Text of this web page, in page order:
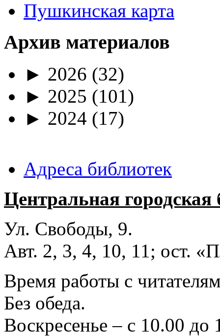
Пушкинская карта
Архив материалов
► 2026 (32)
► 2025 (101)
► 2024 (17)
Адреса библиотек
Центральная
Ул. Свободы, 9.
Авт. 2, 3, 4, 10, 11; ост.
Время работы с
Без обеда.
Воскресенье – с 10.00 до